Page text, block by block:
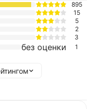
895
15
5
2
3
без оценки 1